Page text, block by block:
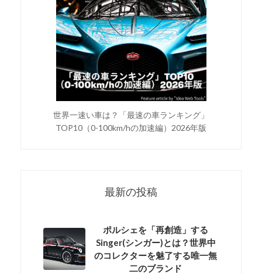
世界一速い車は？「最速の車ランキング」
TOP10（0-100km/hの加速編）2026年版
最新の投稿
ポルシェを「再創造」する
Singer(シンガー)とは？世界中
のコレクターを魅了する唯一無
二のブランド